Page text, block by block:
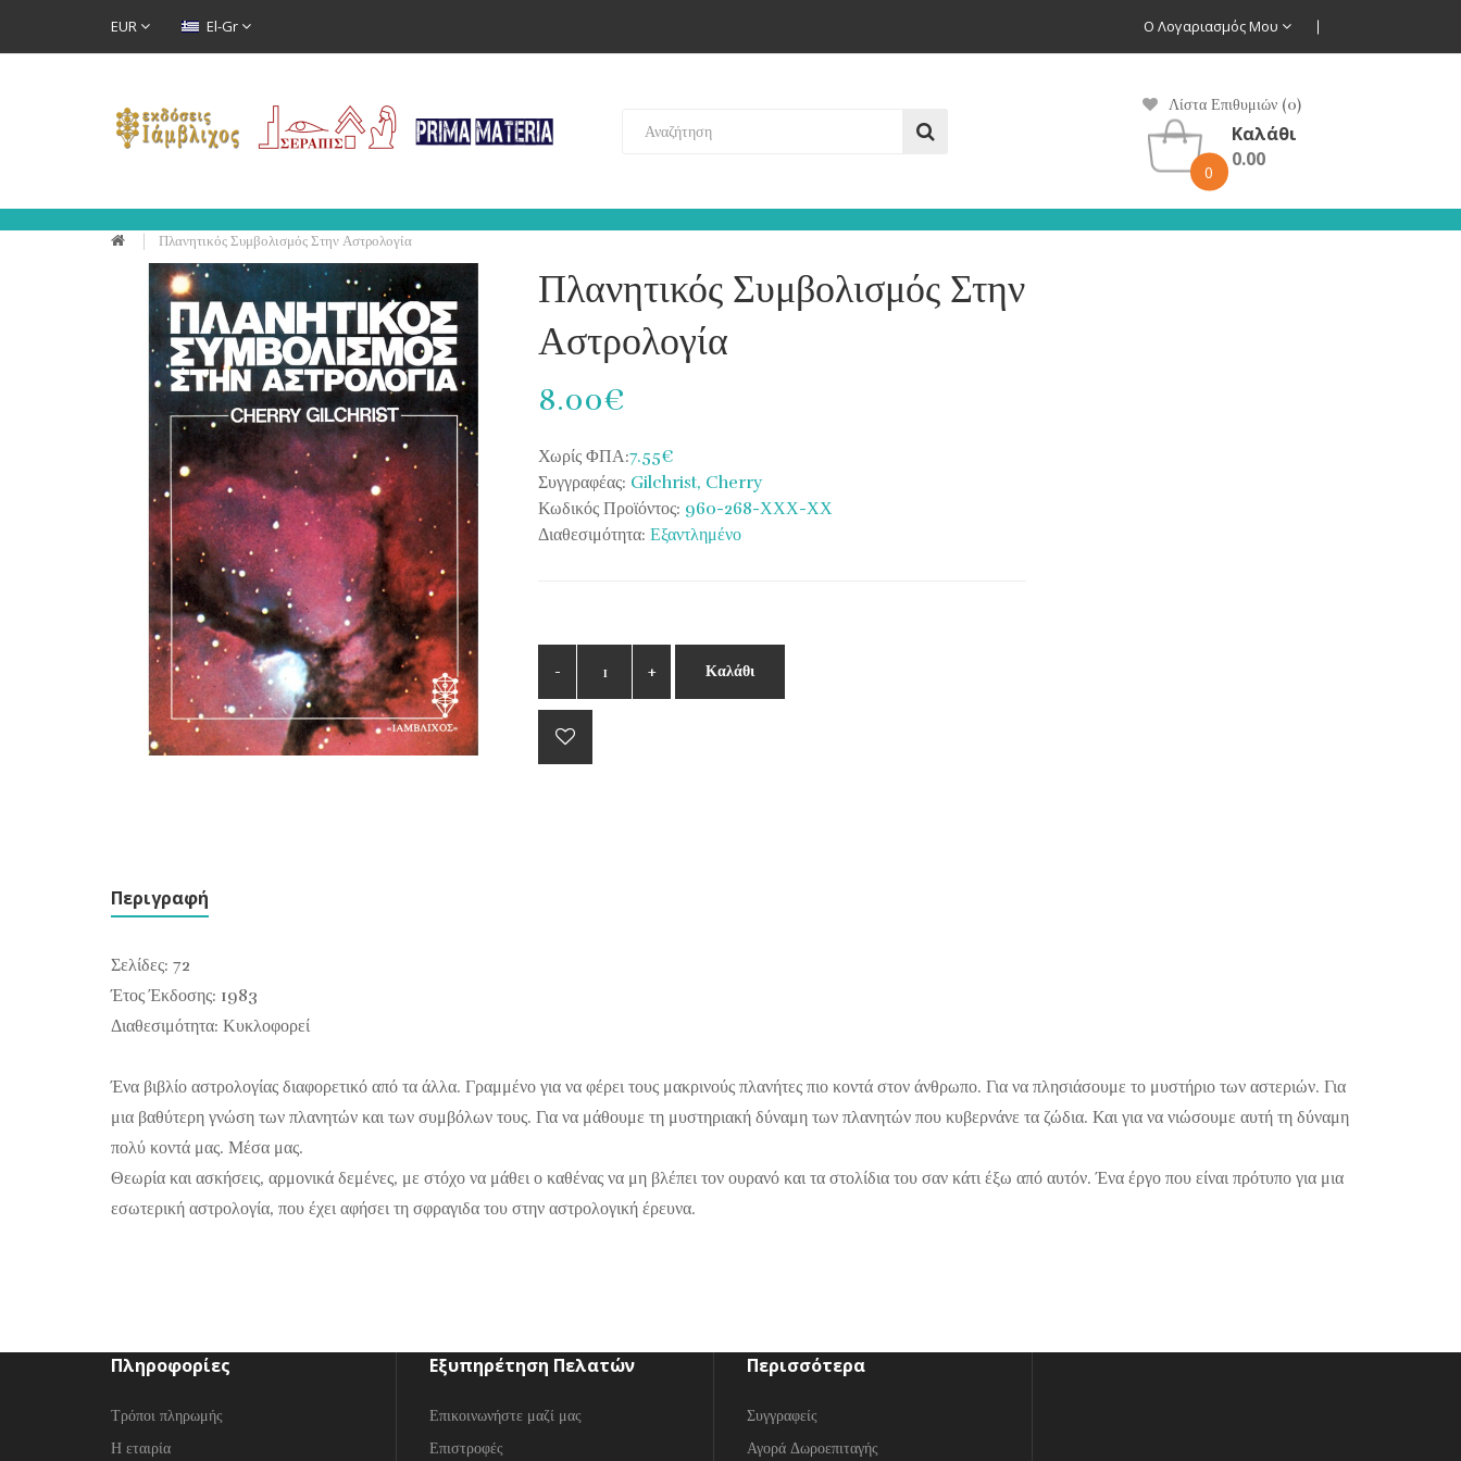
EUR El-Gr Ο Λογαριασμός Μου
Λίστα Επιθυμιών (0)
0
Καλάθι
0.00
Πλανητικός Συμβολισμός Στην Αστρολογία
Πλανητικός Συμβολισμός Στην
Αστρολογία
8.00€
Χωρίς ΦΠΑ:7.55€
Συγγραφέας: Gilchrist, Cherry
Κωδικός Προϊόντος: 960-268-ΧΧΧ-ΧΧ
Διαθεσιμότητα:Εξαντλημένο
Καλάθι
Περιγραφή
Σελίδες: 72
Έτος Έκδοσης: 1983
Διαθεσιμότητα: Κυκλοφορεί
Ένα βιβλίο αστρολογίας διαφορετικό από τα άλλα. Γραμμένο για να φέρει τους μακρινούς πλανήτες πιο κοντά στον άνθρωπο. Για να πλησιάσουμε το μυστήριο των αστεριών. Για
μια βαθύτερη γνώση των πλανητών και των συμβόλων τους. Για να μάθουμε τη μυστηριακή δύναμη των πλανητών που κυβερνάνε τα ζώδια. Και για να νιώσουμε αυτή τη δύναμη
πολύ κοντά μας. Μέσα μας.
Θεωρία και ασκήσεις, αρμονικά δεμένες, με στόχο να μάθει ο καθένας να μη βλέπει τον ουρανό και τα στολίδια του σαν κάτι έξω από αυτόν. Ένα έργο που είναι πρότυπο για μια
εσωτερική αστρολογία, που έχει αφήσει τη σφραγιδα του στην αστρολογική έρευνα.
Πληροφορίες
Τρόποι πληρωμής
Η εταιρία
Εξυπηρέτηση Πελατών
Επικοινωνήστε μαζί μας
Επιστροφές
Περισσότερα
Συγγραφείς
Αγορά Δωροεπιταγής